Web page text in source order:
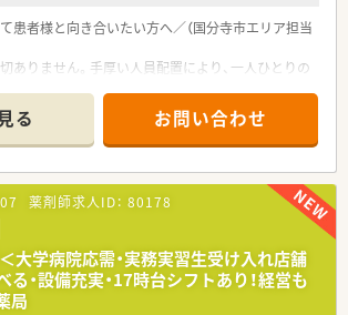
の立ち上げという、貴重な経験を積みたいと考えて
方に最適です。
域の専門性を高めたい方や、患者様に寄り添った服
で利便性を重視しつつ、ワークライフバランスを保
おすすめです。
患者様と向き合いたい方へ／（国分寺市エリア担当
ありません。手厚い人員配置により、一人ひとりの
明しています。
＊
応需状況について】
ら徒歩4分の好立地で、内科や整形外科をメインに
50枚の処方箋を受け付けています。
時4名から5名体制で配置しており、一人ひとりの
なく余裕を持って対応が可能です。
機関と非常に良好な関係を築いているため、疑義照
ーズに行える働きやすい環境です。
る お問い合わせ
薬剤師求人ID： 80178
＜大学病院応需・実務実習生受け入れ店舗
・設備充実・17時台シフトあり！経営も
局